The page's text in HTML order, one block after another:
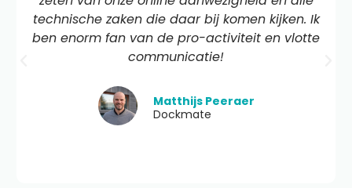
technische zaken die daar bij komen kijken. Ik
ben enorm fan van de pro-activiteit en vlotte
communicatie!
Matthijs Peeraer
Dockmate